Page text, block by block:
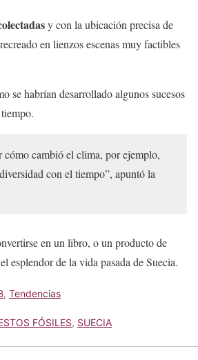
y con la ubicación precisa de
en lienzos escenas muy factibles
se habrían desarrollado algunos sucesos
cómo cambió el clima, por ejemplo,
con el tiempo”, apuntó la
en un libro, o un producto de
esplendor de la vida pasada de Suecia.
, Tendencias
FÓSILES, SUECIA